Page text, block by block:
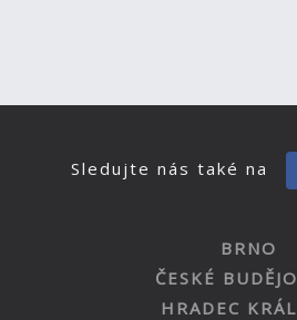
Sledujte nás také na
BRNO
ČESKÉ
HRADEC